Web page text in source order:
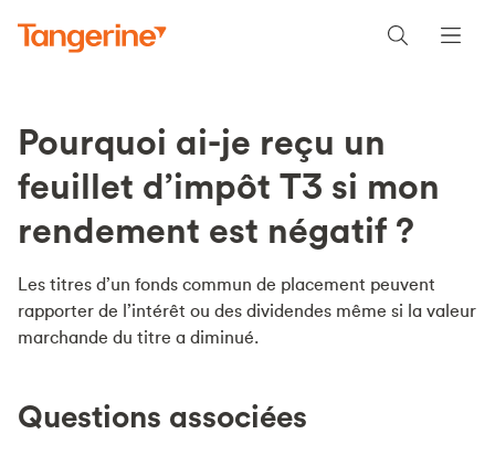
Pourquoi ai-je reçu un
feuillet d’impôt T3 si mon
rendement est négatif ?
Les titres d’un fonds commun de placement peuvent
rapporter de l’intérêt ou des dividendes même si la valeur
marchande du titre a diminué.
Questions associées